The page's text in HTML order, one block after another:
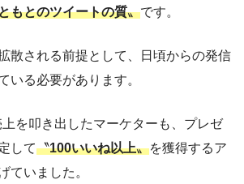
もとのツイートの質〟です。
散される前提として、日頃からの発信
いる必要があります。
を叩き出したマーケターも、プレゼ
して〝100いいね以上〟を獲得するア
ていました。